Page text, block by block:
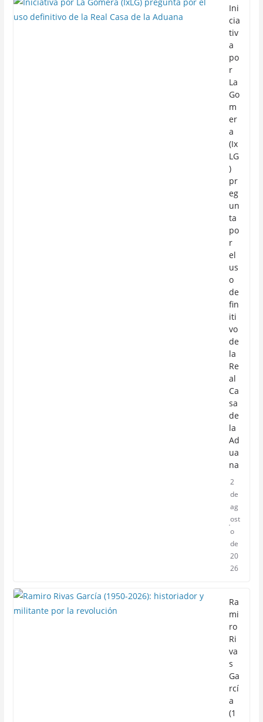
Ini
cia
tiv
a
po
r
La
Go
m
er
a
(Ix
LG
)
pr
eg
un
ta
po
r
el
us
o
de
fin
iti
vo
de
la
Re
al
Ca
sa
de
la
Ad
ua
na
2
de
ag
ost
o
de
20
26
Ra
mi
ro
Ri
va
s
Ga
rcí
a
(1